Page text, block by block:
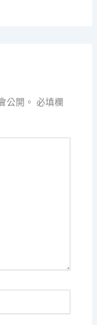
公開。 必填欄